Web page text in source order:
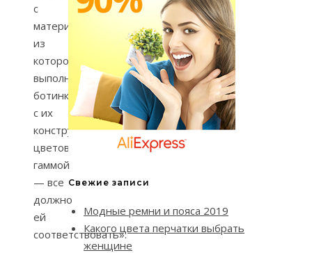
с
материалом,
из
которого
выполнены
ботинки,
с их
конструкцией,
цветовой
гаммой
— все
должно
ей
соответствовать».
Свежие записи
Модные ремни и пояса 2019
Какого цвета перчатки выбрать
женщине